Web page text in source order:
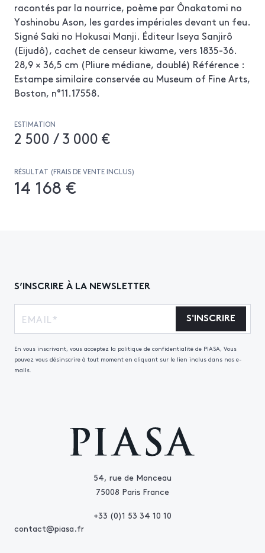
racontés par la nourrice, poème par Ônakatomi no
Yoshinobu Ason, les gardes impériales devant un feu.
Signé Saki no Hokusai Manji. Éditeur Iseya Sanjirô
(Eijudô), cachet de censeur kiwame, vers 1835-36.
28,9 × 36,5 cm (Pliure médiane, doublé) Référence :
Estampe similaire conservée au Museum of Fine Arts,
Boston, n°11.17558.
ESTIMATION
2 500 / 3 000 €
RÉSULTAT (FRAIS DE VENTE INCLUS)
14 168 €
54, rue de Monceau
75008 Paris France
+33 (0)1 53 34 10 10
contact@piasa.fr
S’INSCRIRE À LA NEWSLETTER
S'INSCRIRE
En vous inscrivant, vous acceptez la politique de confidentialité de PIASA, Vous
pouvez vous désinscrire à tout moment en cliquant sur le lien inclus dans nos e-
mails.